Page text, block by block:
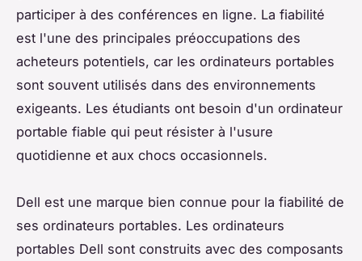
participer à des conférences en ligne. La fiabilité
est l'une des principales préoccupations des
acheteurs potentiels, car les ordinateurs portables
sont souvent utilisés dans des environnements
exigeants. Les étudiants ont besoin d'un ordinateur
portable fiable qui peut résister à l'usure
quotidienne et aux chocs occasionnels.
Dell est une marque bien connue pour la fiabilité de
ses ordinateurs portables. Les ordinateurs
portables Dell sont construits avec des composants